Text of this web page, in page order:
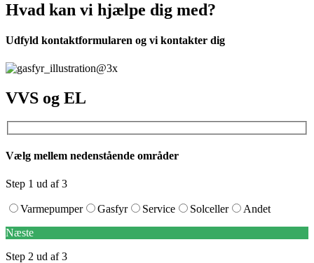
Hvad kan vi hjælpe dig med?
Udfyld kontaktformularen og vi kontakter dig
VVS og EL
Vælg mellem nedenstående områder
Step 1 ud af 3
Varmepumper Gasfyr Service Solceller
Andet
Næste
Step 2 ud af 3